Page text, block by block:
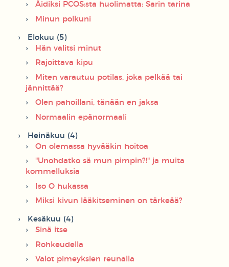
Äidiksi PCOS:sta huolimatta: Sarin tarina
Minun polkuni
Elokuu (5)
Hän valitsi minut
Rajoittava kipu
Miten varautuu potilas, joka pelkää tai
jännittää?
Olen pahoillani, tänään en jaksa
Normaalin epänormaali
Heinäkuu (4)
On olemassa hyvääkin hoitoa
"Unohdatko sä mun pimpin?!" ja muita
kommelluksia
Iso O hukassa
Miksi kivun lääkitseminen on tärkeää?
Kesäkuu (4)
Sinä itse
Rohkeudella
Valot pimeyksien reunalla